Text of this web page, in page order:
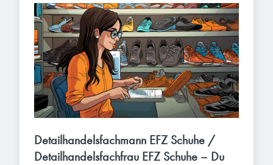
Detailhandelsfachmann EFZ Schuhe /
Detailhandelsfachfrau EFZ Schuhe – Du